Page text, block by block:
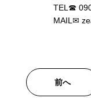
TEL☎︎
MAIL ✉︎
前へ